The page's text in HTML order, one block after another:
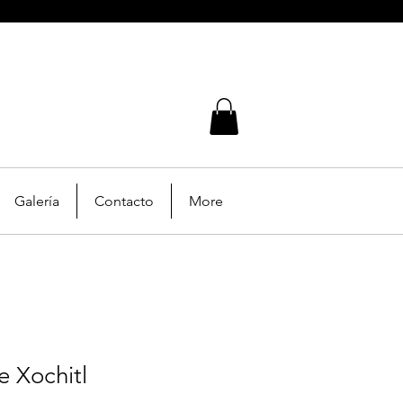
Galería Contacto More
Xochitl